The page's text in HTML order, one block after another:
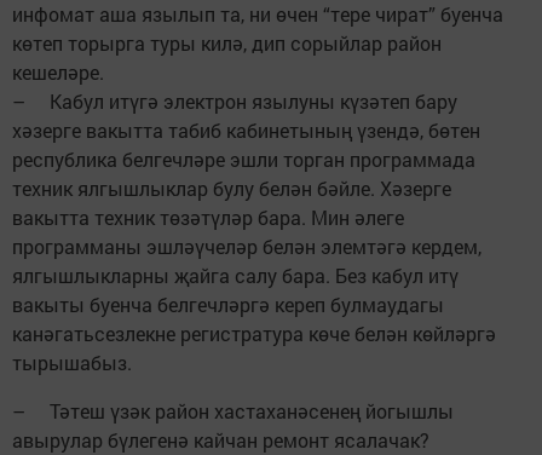
инфомат аша язылып та, ни өчен “тере чират” буенча
көтеп торырга туры килә, дип сорыйлар район
кешеләре.
– Кабул итүгә электрон язылуны күзәтеп бару
хәзерге вакытта табиб кабинетының үзендә, бөтен
республика белгечләре эшли торган программада
техник ялгышлыклар булу белән бәйле. Хәзерге
вакытта техник төзәтүләр бара. Мин әлеге
программаны эшләүчеләр белән элемтәгә кердем,
ялгышлыкларны җайга салу бара. Без кабул итү
вакыты буенча белгечләргә кереп булмаудагы
канәгатьсезлекне регистратура көче белән көйләргә
тырышабыз.
– Тәтеш үзәк район хас­таханәсенең йогышлы
авырулар бүлегенә кайчан ремонт ясалачак?